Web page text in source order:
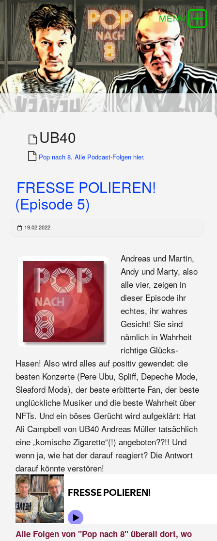
UB40
Pop nach 8. Alle Podcast-Folgen hier.
FRESSE POLIEREN!
(Episode 5)
19.02.2022
Andreas und Martin,
Andy und Marty, also
alle vier, zeigen in
dieser Episode ihr
echtes, ihr wahres
Gesicht! Sie sind
nämlich in Wahrheit
richtige Glücks-
Hasen! Also wird alles auf positiv gewendet: die
besten Konzerte (Pere Ubu, Spliff, Depeche Mode,
Sleaford Mods), der beste erbitterte Fan, der beste
unglückliche Musiker und die beste Wahrheit über
NFTs. Und ein böses Gerücht wird aufgeklärt: Hat
Ali Campbell von UB40 Andreas Müller tatsächlich
eine „komische Zigarette“(!) angeboten??!! Und
wenn ja, wie hat der darauf reagiert? Die Antwort
darauf könnte verstören!
Alle Folgen von "Pop nach 8" überall dort, wo